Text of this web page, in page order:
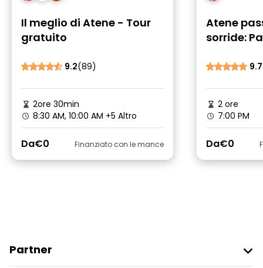
Il meglio di Atene - Tour
gratuito
9.2(89)
2ore 30min
8:30 AM, 10:00 AM +5 Altro
Da€0 Finanziato con le mance
Atene
sorride:
peloso
9.7
2 ore
7:00 PM
Da€0
Partner